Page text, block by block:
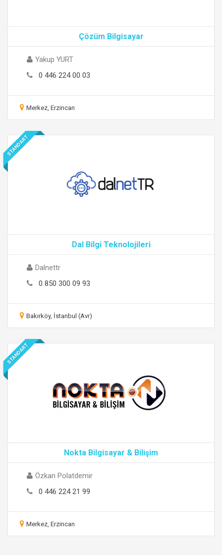
Çözüm Bilgisayar
Yakup YURT
0 446 224 00 03
Merkez, Erzincan
STANDART
Dal Bilgi Teknolojileri
Dalnettr
0 850 300 09 93
Bakırköy, İstanbul (Avr)
STANDART
Nokta Bilgisayar & Bilişim
Özkan Polatdemir
0 446 224 21 99
Merkez, Erzincan